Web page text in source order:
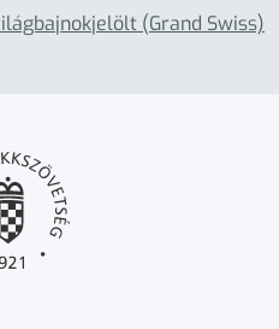
(Grand Swiss)